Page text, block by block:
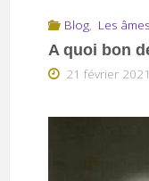
Blog, Les âmes
A quoi bon
21 février 2021